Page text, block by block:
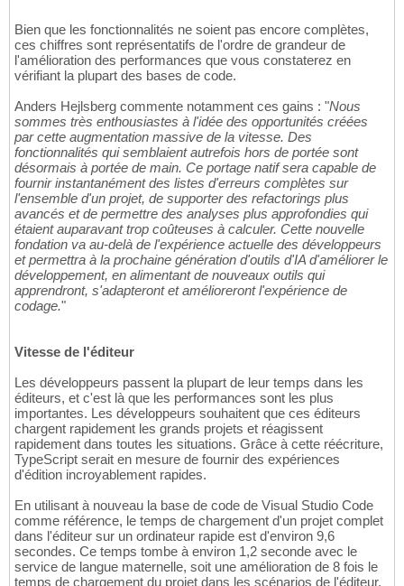
Bien que les fonctionnalités ne soient pas encore complètes,
ces chiffres sont représentatifs de l'ordre de grandeur de
l'amélioration des performances que vous constaterez en
vérifiant la plupart des bases de code.
Anders Hejlsberg commente notamment ces gains : "Nous
sommes très enthousiastes à l'idée des opportunités créées
par cette augmentation massive de la vitesse. Des
fonctionnalités qui semblaient autrefois hors de portée sont
désormais à portée de main. Ce portage natif sera capable de
fournir instantanément des listes d'erreurs complètes sur
l'ensemble d'un projet, de supporter des refactorings plus
avancés et de permettre des analyses plus approfondies qui
étaient auparavant trop coûteuses à calculer. Cette nouvelle
fondation va au-delà de l'expérience actuelle des développeurs
et permettra à la prochaine génération d'outils d'IA d'améliorer le
développement, en alimentant de nouveaux outils qui
apprendront, s'adapteront et amélioreront l'expérience de
codage."
Vitesse de l'éditeur
Les développeurs passent la plupart de leur temps dans les
éditeurs, et c'est là que les performances sont les plus
importantes. Les développeurs souhaitent que ces éditeurs
chargent rapidement les grands projets et réagissent
rapidement dans toutes les situations. Grâce à cette réécriture,
TypeScript serait en mesure de fournir des expériences
d'édition incroyablement rapides.
En utilisant à nouveau la base de code de Visual Studio Code
comme référence, le temps de chargement d'un projet complet
dans l'éditeur sur un ordinateur rapide est d'environ 9,6
secondes. Ce temps tombe à environ 1,2 seconde avec le
service de langue maternelle, soit une amélioration de 8 fois le
temps de chargement du projet dans les scénarios de l'éditeur.